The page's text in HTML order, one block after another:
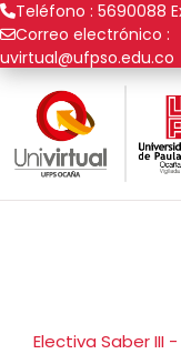
Saltar al contenido
Teléfono : 5690088
Correo electrónico :
uvirtual@ufpso.edu.co
Electiva Saber III